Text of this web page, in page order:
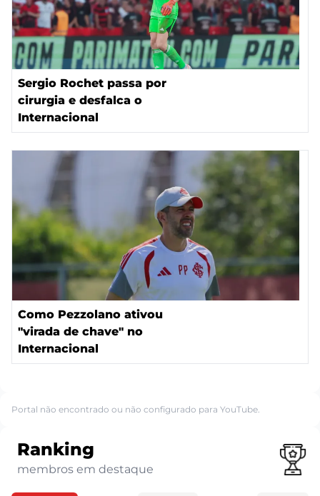
Sergio Rochet passa por
cirurgia e desfalca o
Internacional
Como Pezzolano ativou
"virada de chave" no
Internacional
Portal não encontrado ou não configurado para YouTube.
Ranking
membros em destaque